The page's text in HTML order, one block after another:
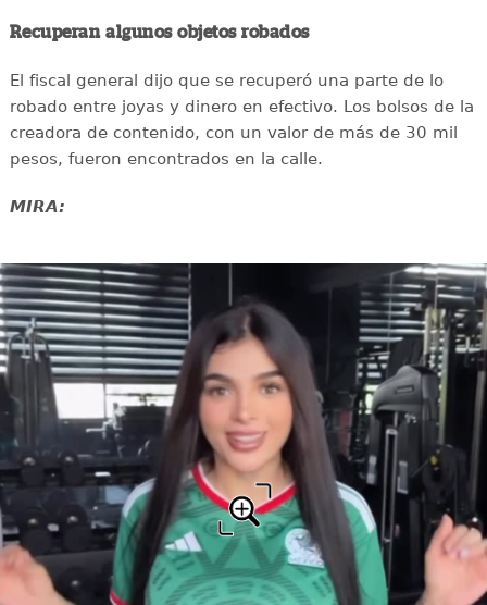
Recuperan algunos objetos robados
El fiscal general dijo que se recuperó una parte de lo
robado entre joyas y dinero en efectivo. Los bolsos de la
creadora de contenido, con un valor de más de 30 mil
pesos, fueron encontrados en la calle.
MIRA: